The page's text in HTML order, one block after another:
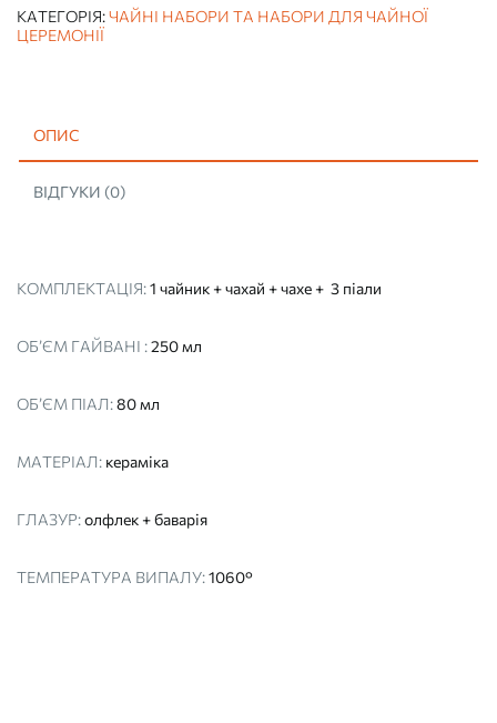
"ШЛЯХ
РОЗУМУ"
ПОВНИЙ
кількість
КАТЕГОРІЯ:ЧАЙНІ НАБОРИ ТА НАБОРИ ДЛЯ ЧАЙНОЇ
ЦЕРЕМОНІЇ
ОПИС
ВІДГУКИ (0)
КОМПЛЕКТАЦІЯ:1 чайник + чахай + чахе + 3 піали
ОБ’ЄМ ГАЙВАНІ :250 мл
ОБ’ЄМ ПІАЛ:80 мл
МАТЕРІАЛ: кераміка
ГЛАЗУР:олфлек + баварія
ТЕМПЕРАТУРА ВИПАЛУ:1060°